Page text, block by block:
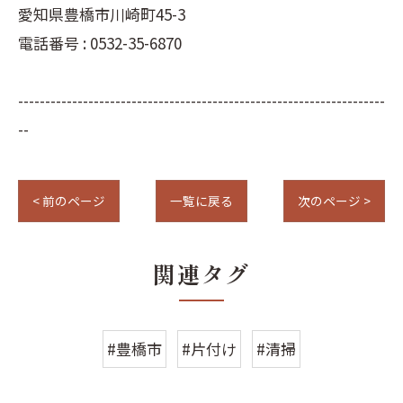
愛知県豊橋市川崎町45-3
電話番号 : 0532-35-6870
--------------------------------------------------------------------
--
< 前のページ 一覧に戻る 次のページ >
関連タグ
#豊橋市 #片付け #清掃